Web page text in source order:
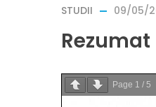
STUDII 09/05/
Rezumat
Page 1 / 5